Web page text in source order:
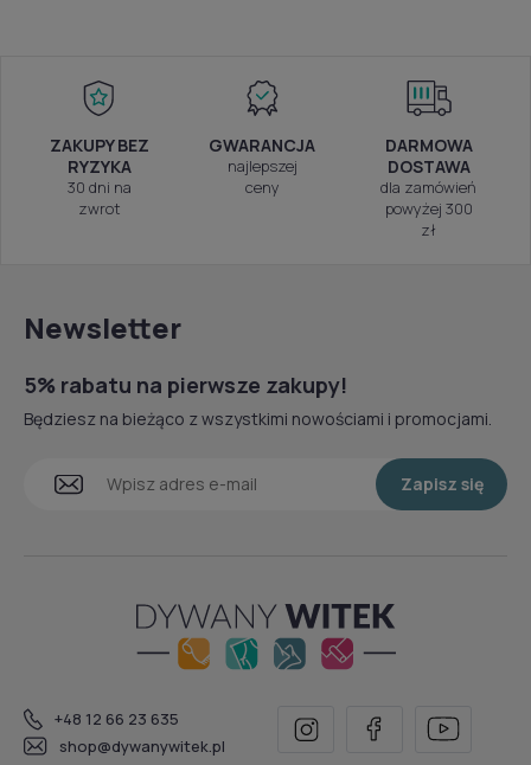
ZAKUPY BEZ
RYZYKA
30 dni na
zwrot
GWARANCJA
najlepszej
ceny
DARMOWA
DOSTAWA
dla zamówień
powyżej 300
zł
Newsletter
5% rabatu na pierwsze zakupy!
Będziesz na bieżąco z wszystkimi nowościami i promocjami.
Zapisz się
+48 12 66 23 635
shop@dywanywitek.pl